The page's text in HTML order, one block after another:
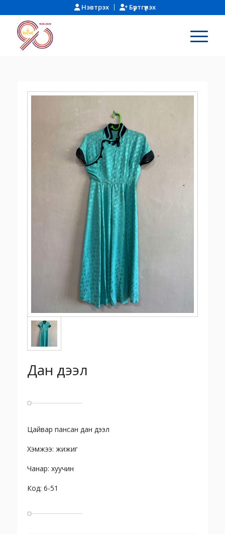
Нэвтрэх Бүртгүүлэх
Дан дээл
Цайвар пансан дан дээл
Хэмжээ: жижиг
Чанар: хуучин
Код: 6-51